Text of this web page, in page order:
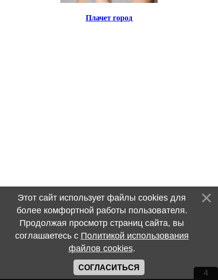
Плачет город
Этот сайт использует файлы cookies для
более комфортной работы пользователя.
Продолжая просмотр страниц сайта, вы
соглашаетесь с Политикой использования
файлов cookies.
СОГЛАСИТЬСЯ
4